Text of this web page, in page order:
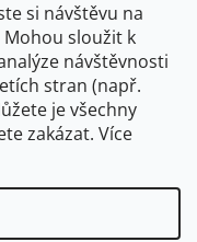
si návštěvu na
sloužit k
návštěvnosti
stran (např.
je všechny
zakázat. Více